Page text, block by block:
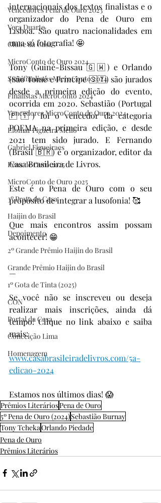
Vencedores Pena de Ouro 2023
Vera Duarte
Clube da Casa
MicroConto de Ouro 2024
Semifinalistas MicroConto 2024
Finalistas MicroConto 2024
Vencedores MicroConto de Ouro 2024
Elomar Figueira Mello
Gabriel Figueiraes
Pena de Ouro 2025
MicroConto de Ouro 2025
3º Prata da Casa
Haijin do Brasil
Depoimento
2º Grande Prêmio Haijin do Brasil
Grande Prêmio Haijin do Brasil
1º Gota de Tinta (2025)
CON
Portal da Casa
Conceição Lima
Homenagem
internacionais dos textos finalistas e o
organizador do Pena de Ouro em
Lisboa. São quatro nacionalidades em
uma só fotografia! 🤩
Tony (Guiné-Bissau 🇬🇼) e Orlando
(São Tomé e Príncipe 🇸🇹) são jurados
desde a primeira edição do evento,
ocorrida em 2020. Sebastião (Portugal
🇵🇹) foi o vencedor da categoria
POEMA na primeira edição, e desde
2021 tem sido jurado. E Fernando
(Brasil 🇧🇷) é o organizador, editor da
Casa Brasileira de Livros.
Este é o Pena de Ouro com o seu
propósito de integrar a lusofonia! 🥰
Que mais encontros assim possam
acontecer! 😁
—
Se você não se inscreveu ou deseja
realizar mais inscrições, ainda dá
tempo! Clique no link abaixo e saiba
mais:
www.casabrasileiradelivros.com/5a-
edicao-2024
Estamos nos últimos dias! 😱
Prêmios LiteráriosPena de Ouro
5º Pena de Ouro (2024)Sebastião Burnay
Tony TchekaOrlando Piedade
Pena de Ouro
Prêmios Literários